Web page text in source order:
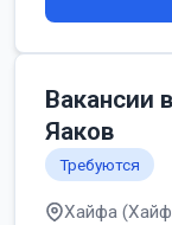
Вакансии
Яаков
Требуются
Хайфа